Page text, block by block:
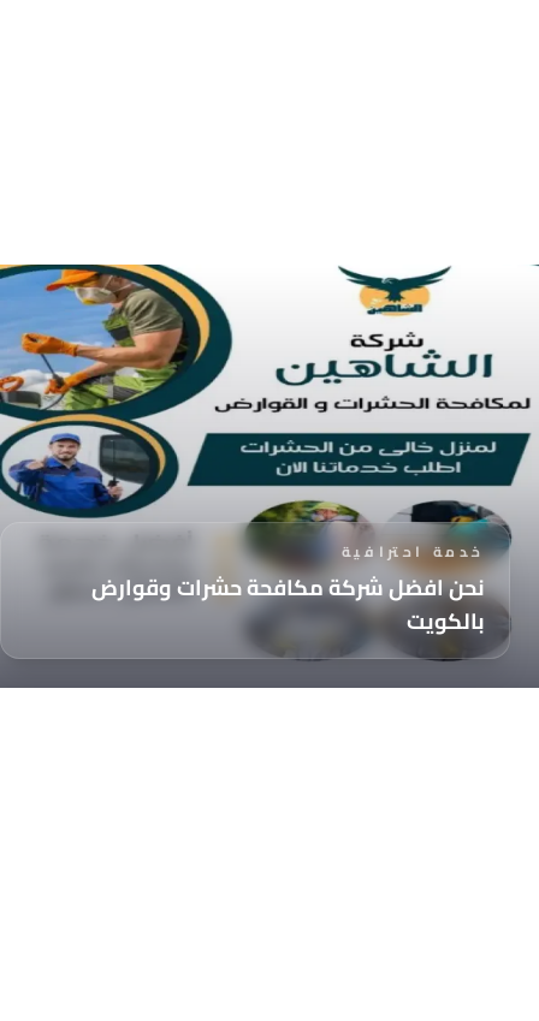
خدمة احترافية
نحن افضل شركة مكافحة حشرات وقوارض
بالكويت